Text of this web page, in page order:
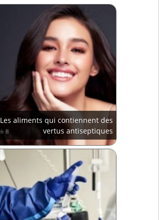
Les aliments qui contiennent des
vertus antiseptiques